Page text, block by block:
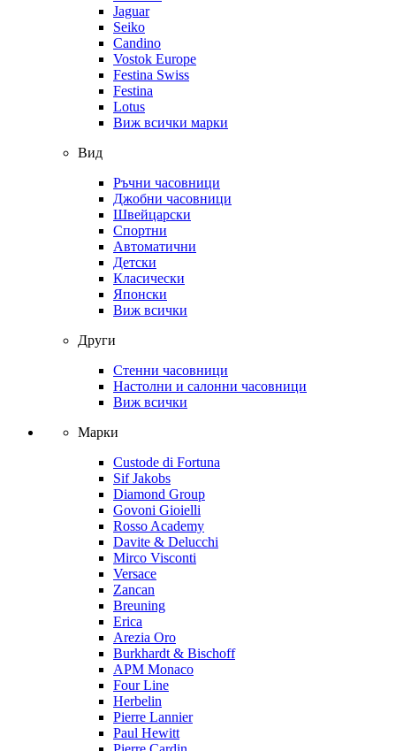
Jaguar
Seiko
Candino
Vostok Europe
Festina Swiss
Festina
Lotus
Виж всички марки
Вид
Ръчни часовници
Джобни часовници
Швейцарски
Спортни
Автоматични
Детски
Класически
Японски
Виж всички
Други
Стенни часовници
Настолни и салонни часовници
Виж всички
Марки
Custode di Fortuna
Sif Jakobs
Diamond Group
Govoni Gioielli
Rosso Academy
Davite & Delucchi
Mirco Visconti
Versace
Zancan
Breuning
Erica
Arezia Oro
Burkhardt & Bischoff
APM Monaco
Four Line
Herbelin
Pierre Lannier
Paul Hewitt